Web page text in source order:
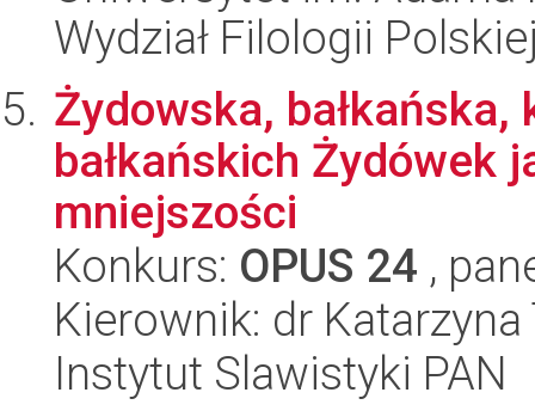
Wydział Filologii
Żydowska,
bałkańskich Żydówek
mniejszości
Konkurs: OPUS 24 ,
Kierownik: dr Katarzyna
Instytut Slawistyki PAN